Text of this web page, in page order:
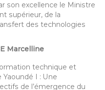
son excellence le Ministre
supérieur, de la
des technologies
Marcelline
technique et
Yaoundé I : Une
de l’émergence du